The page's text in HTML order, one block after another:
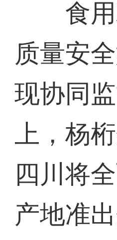
食用
质量安
现协同
上，杨
四川将
产地准